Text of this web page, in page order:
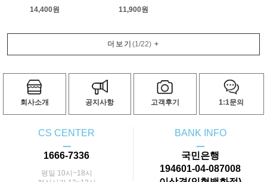
14,400원
11,900원
더보기 (1/22) +
회사소개 공지사항 고객후기 1:1문의
CS CENTER
ㅡ
1666-7336
평일 10시~18시
BANK INFO
ㅡ
국민은행
194601-04-087008